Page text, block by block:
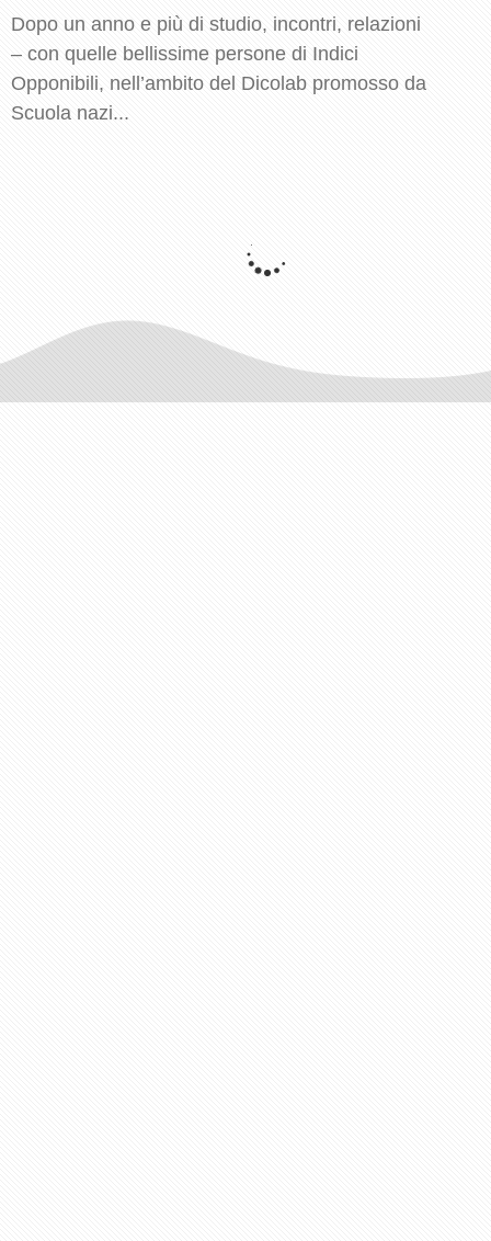
Dopo un anno e più di studio, incontri, relazioni
– con quelle bellissime persone di Indici
Opponibili, nell’ambito del Dicolab promosso da
Scuola nazi...